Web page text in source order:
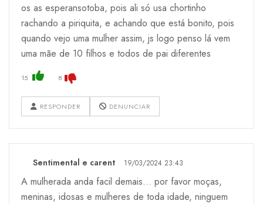
os as esperansotoba, pois ali só usa chortinho
rachando a piriquita, e achando que está bonito, pois
quando vejo uma mulher assim, js logo penso lá vem
uma mãe de 10 filhos e todos de pai diferentes
15 8
RESPONDER DENUNCIAR
Sentimental e carent 19/03/2024 23:43
A mulherada anda facil demais... por favor moças,
meninas, idosas e mulheres de toda idade, ninguem